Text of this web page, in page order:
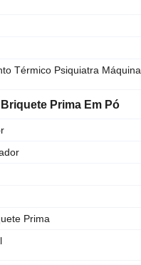
Térmico Psiquiatra Máquina
Prima Em Pó
Prima